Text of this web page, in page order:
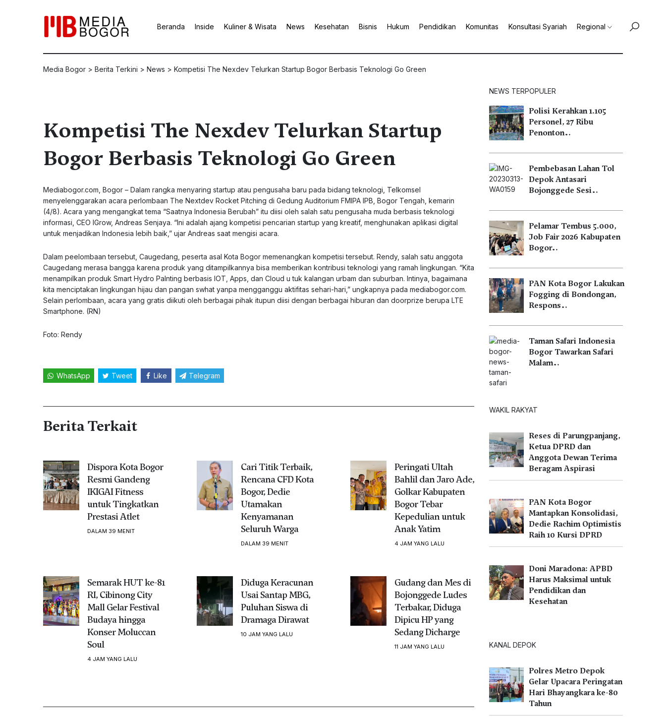
Beranda Inside Kuliner & Wisata News Kesehatan Bisnis Hukum Pendidikan Komunitas Konsultasi Syariah Regional
Media Bogor > Berita Terkini > News > Kompetisi The Nexdev Telurkan Startup Bogor Berbasis Teknologi Go Green
Kompetisi The Nexdev Telurkan Startup
Bogor Berbasis Teknologi Go Green
Mediabogor.com , Bogor – Dalam rangka menyaring startup atau pengusaha baru pada bidang teknologi, Telkomsel
menyelenggarakan acara perlombaan The Nextdev Rocket Pitching di Gedung Auditorium FMIPA IPB, Bogor Tengah, kemarin
(4/8). Acara yang mengangkat tema “Saatnya Indonesia Berubah” itu diisi oleh salah satu pengusaha muda berbasis teknologi
informasi, CEO IGrow, Andreas Senjaya. “Ini adalah ajang kompetisi pencarian startup yang kreatif, menghunakan aplikasi digital
untuk menjadikan Indonesia lebih baik,” ujar Andreas saat mengisi acara.
Dalam peelombaan tersebut, Caugedang, peserta asal Kota Bogor memenangkan kompetisi tersebut. Rendy, salah satu anggota
Caugedang merasa bangga karena produk yang ditampilkannya bisa memberikan kontribusi teknologi yang ramah lingkungan. “Kita
menampilkan produk Smart Hydro Palnting berbasis IOT, Apps, dan Cloud u tuk kalangan urbam dan suburban. Intinya, bagaimana
kita menciptakan lingkungan hijau dan pangan swhat yanpa mengganggu aktifitas sehari-hari,” ungkapnya pada mediabogor.com.
Selain perlombaan, acara yang gratis diikuti oleh berbagai pihak itupun diisi dengan berbagai hiburan dan doorprize berupa LTE
Smartphone. (RN)
Foto: Rendy
WhatsApp Tweet Like Telegram
Berita Terkait
Dispora Kota Bogor
Resmi Gandeng
IKIGAI Fitness
untuk Tingkatkan
Prestasi Atlet
DALAM 39 MENIT
Cari Titik Terbaik,
Rencana CFD Kota
Bogor, Dedie
Utamakan
Kenyamanan
Seluruh Warga
DALAM 39 MENIT
Peringati Ultah
Bahlil dan Jaro Ade,
Golkar Kabupaten
Bogor Tebar
Kepedulian untuk
Anak Yatim
4 JAM YANG LALU
Semarak HUT ke-81
RI, Cibinong City
Mall Gelar Festival
Budaya hingga
Konser Moluccan
Soul
4 JAM YANG LALU
Diduga Keracunan
Usai Santap MBG,
Puluhan Siswa di
Dramaga Dirawat
10 JAM YANG LALU
Gudang dan Mes di
Bojonggede Ludes
Terbakar, Diduga
Dipicu HP yang
Sedang Dicharge
11 JAM YANG LALU
NEWS TERPOPULER
Polisi Kerahkan 1.105
Personel, 27 Ribu
Penonton…
Pembebasan Lahan Tol
Depok Antasari
Bojonggede Sesi…
Pelamar Tembus 5.000,
Job Fair 2026 Kabupaten
Bogor…
PAN Kota Bogor Lakukan
Fogging di Bondongan,
Respons…
Taman Safari Indonesia
Bogor Tawarkan Safari
Malam…
WAKIL RAKYAT
Reses di Parungpanjang,
Ketua DPRD dan
Anggota Dewan Terima
Beragam Aspirasi
PAN Kota Bogor
Mantapkan Konsolidasi,
Dedie Rachim Optimistis
Raih 10 Kursi DPRD
Doni Maradona: APBD
Harus Maksimal untuk
Pendidikan dan
Kesehatan
KANAL DEPOK
Polres Metro Depok
Gelar Upacara Peringatan
Hari Bhayangkara ke-80
Tahun